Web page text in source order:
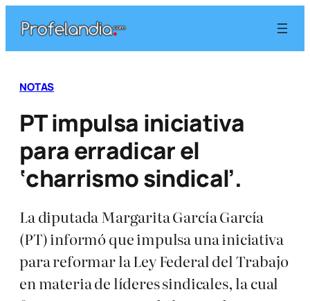
contenido
NOTAS
PT impulsa iniciativa
para erradicar el
‘charrismo sindical’.
La diputada Margarita García García
(PT) informó que impulsa una iniciativa
para reformar la Ley Federal del Trabajo
en materia de líderes sindicales, la cual